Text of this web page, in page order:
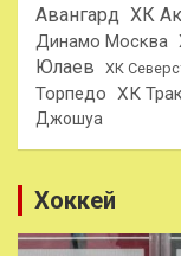
Авангард ХК
Динамо Москва
Юлаев
ХК
Торпедо ХК
Джошуа
Хоккей